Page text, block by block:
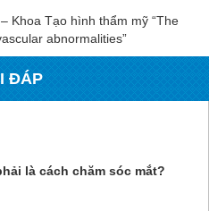
Khoa Tạo hình thẩm mỹ “The
abnormalities”
ĐÁP
là cách chăm sóc mắt?